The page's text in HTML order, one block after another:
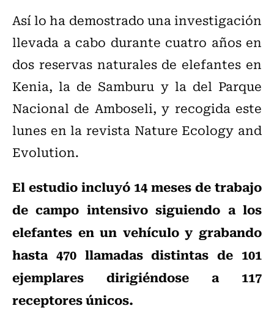
Así lo ha demostrado una investigación
llevada a cabo durante cuatro años en
dos reservas naturales de elefantes en
Kenia, la de Samburu y la del Parque
Nacional de Amboseli, y recogida este
lunes en la revista Nature Ecology and
Evolution.
El estudio incluyó 14 meses de trabajo
de campo intensivo siguiendo a los
elefantes en un vehículo y grabando
hasta 470 llamadas distintas de 101
ejemplares dirigiéndose a 117
receptores únicos.